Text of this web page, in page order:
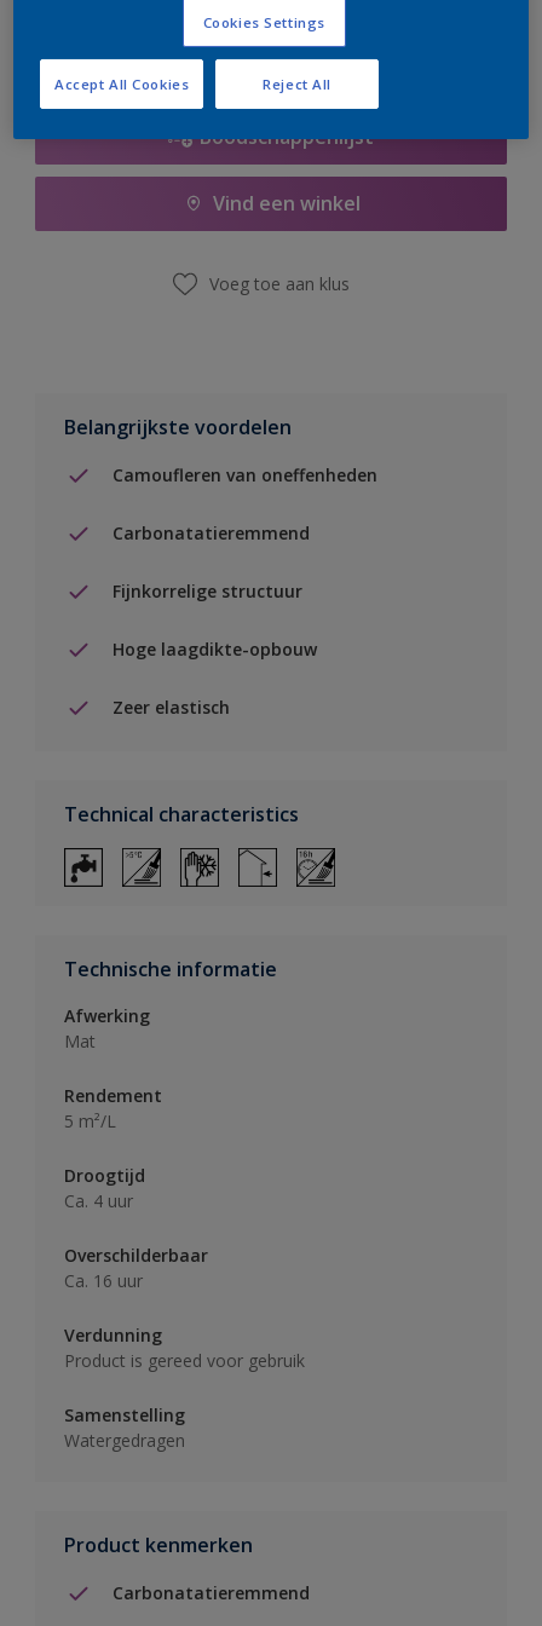
Boodschappenlijst
Vind een winkel
Voeg toe aan klus
Belangrijkste voordelen
Camoufleren van oneffenheden
Carbonatatieremmend
Fijnkorrelige structuur
Hoge laagdikte-opbouw
Zeer elastisch
Technical characteristics
Technische informatie
Afwerking
Mat
Rendement
5 m²/L
Droogtijd
Ca. 4 uur
Overschilderbaar
Ca. 16 uur
Verdunning
Product is gereed voor gebruik
Samenstelling
Watergedragen
Product kenmerken
Carbonatatieremmend
Cookies Settings
Reject All
Accept All Cookies